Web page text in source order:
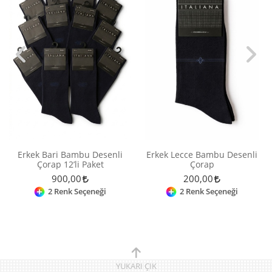
Erkek Bari Bambu Desenli
Çorap 12’li Paket
900,00
2 Renk Seçeneği
Erkek Lecce Bambu Desenli
Çorap
200,00
2 Renk Seçeneği
YUKARI ÇIK